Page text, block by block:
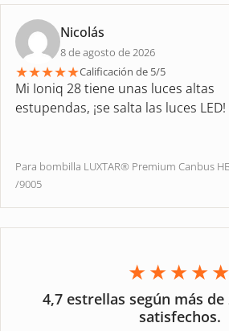
Nicolás
8 de agosto de 2026
★★★★★Calificación de 5/5
Mi Ioniq 28 tiene unas luces altas
estupendas, ¡se salta las luces LED!
Para bombilla LUXTAR® Premium Canbus
/9005
★★★★★
4,7 estrellas según más de
satisfechos.